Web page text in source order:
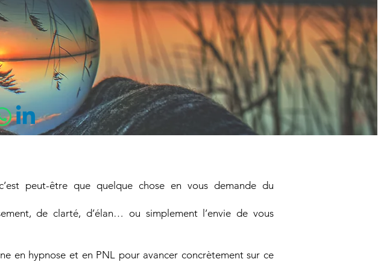
peut-être que quelque chose en vous demande du
de clarté, d’élan… ou simplement l’envie de vous
en hypnose et en PNL pour avancer concrètement sur ce